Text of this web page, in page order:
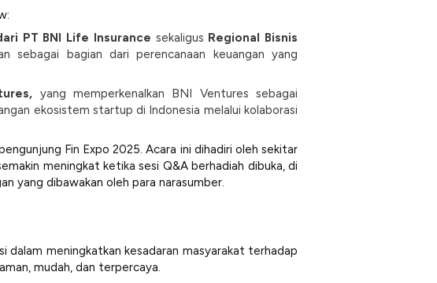
PT BNI Life Insurance sekaligus Regional Bisnis
sebagai bagian dari perencanaan keuangan yang
yang memperkenalkan BNI Ventures sebagai
ekosistem startup di Indonesia melalui kolaborasi
Fin Expo 2025. Acara ini dihadiri oleh sekitar
meningkat ketika sesi Q&A berhadiah dibuka, di
yang dibawakan oleh para narasumber.
meningkatkan kesadaran masyarakat terhadap
mudah, dan terpercaya.